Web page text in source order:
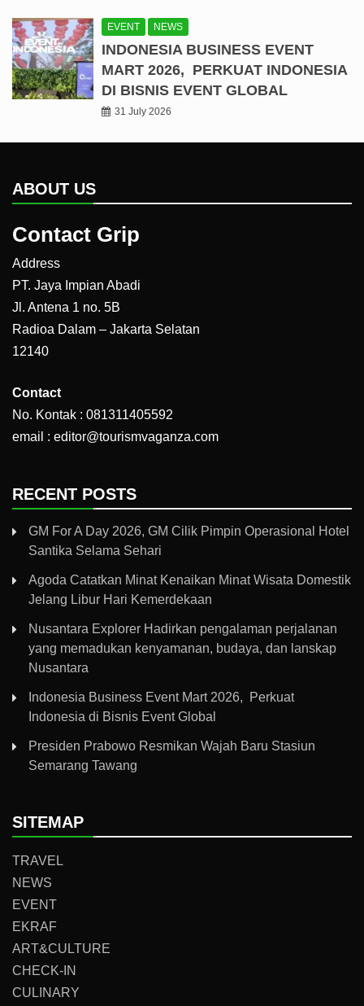
EVENT NEWS
INDONESIA BUSINESS EVENT
MART 2026, PERKUAT INDONESIA
DI BISNIS EVENT GLOBAL
31 July 2026
ABOUT US
Contact Grip
Address
PT. Jaya Impian Abadi
Jl. Antena 1 no. 5B
Radioa Dalam – Jakarta Selatan
12140
Contact
No. Kontak : 081311405592
email : editor@tourismvaganza.com
RECENT POSTS
GM For A Day 2026, GM Cilik Pimpin Operasional Hotel
Santika Selama Sehari
Agoda Catatkan Minat Kenaikan Minat Wisata Domestik
Jelang Libur Hari Kemerdekaan
Nusantara Explorer Hadirkan pengalaman perjalanan
yang memadukan kenyamanan, budaya, dan lanskap
Nusantara
Indonesia Business Event Mart 2026, Perkuat
Indonesia di Bisnis Event Global
Presiden Prabowo Resmikan Wajah Baru Stasiun
Semarang Tawang
SITEMAP
TRAVEL
NEWS
EVENT
EKRAF
ART&CULTURE
CHECK-IN
CULINARY